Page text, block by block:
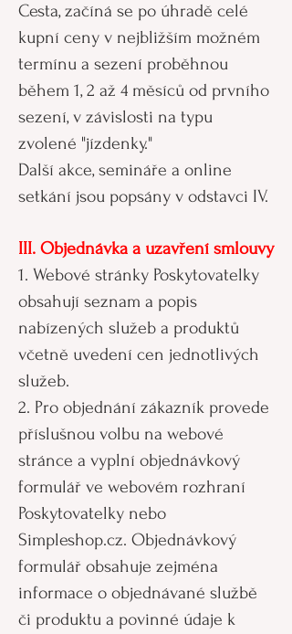
Cesta, začíná se po úhradě celé
kupní ceny v nejbližším možném
termínu a sezení proběhnou
během 1, 2 až 4 měsíců od prvního
sezení, v závislosti na typu
zvolené "jízdenky."
Další akce, semináře a online
setkání jsou popsány v odstavci IV.
III. Objednávka a uzavření smlouvy
1. Webové stránky Poskytovatelky
obsahují seznam a popis
nabízených služeb a produktů
včetně uvedení cen jednotlivých
služeb.
2. Pro objednání zákazník provede
příslušnou volbu na webové
stránce a vyplní objednávkový
formulář ve webovém rozhraní
Poskytovatelky nebo
Simpleshop.cz. Objednávkový
formulář obsahuje zejména
informace o objednávané službě
či produktu a povinné údaje k